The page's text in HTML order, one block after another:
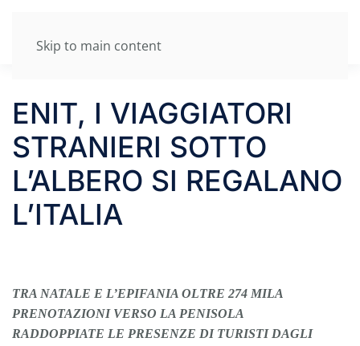
Skip to main content
ENIT, I VIAGGIATORI
STRANIERI SOTTO
L’ALBERO SI REGALANO
L’ITALIA
TRA NATALE E L’EPIFANIA OLTRE 274 MILA
PRENOTAZIONI VERSO LA PENISOLA
RADDOPPIATE LE PRESENZE DI TURISTI DAGLI